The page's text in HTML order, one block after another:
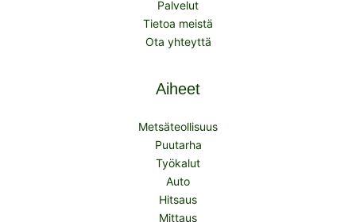
Palvelut
Tietoa meistä
Ota yhteyttä
Aiheet
Metsäteollisuus
Puutarha
Työkalut
Auto
Hitsaus
Mittaus